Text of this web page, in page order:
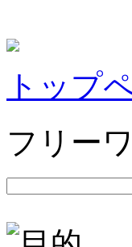
トップ
フリー